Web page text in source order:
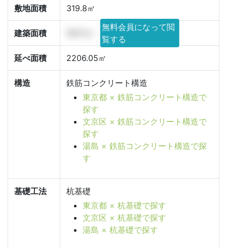
敷地面積 319.8㎡
建築面積
無料会員になって閲
覧する
延べ面積
2206.05㎡
構造
鉄筋コンクリート構造
東京都 × 鉄筋コンクリート構造で
探す
文京区 × 鉄筋コンクリート構造で
探す
湯島 × 鉄筋コンクリート構造で探
す
基礎工法
杭基礎
東京都 × 杭基礎で探す
文京区 × 杭基礎で探す
湯島 × 杭基礎で探す